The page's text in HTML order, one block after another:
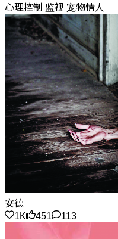
心理控制 监视 宠物情人
安德
1K
451 113